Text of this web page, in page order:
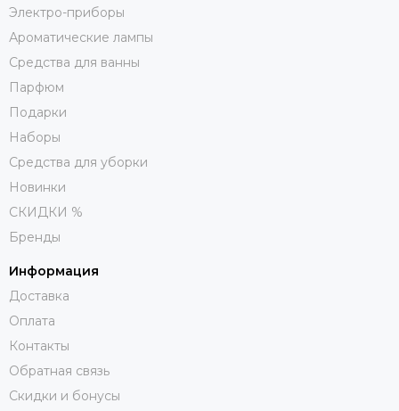
Электро-приборы
Ароматические лампы
Средства для ванны
Парфюм
Подарки
Наборы
Средства для уборки
Новинки
СКИДКИ %
Бренды
Информация
Доставка
Оплата
Контакты
Обратная связь
Скидки и бонусы